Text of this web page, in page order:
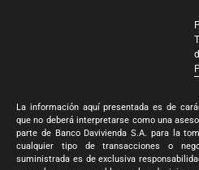
La información aquí presentada es de
que no deberá interpretarse como una
parte de Banco Davivienda S.A. para la
cualquier tipo de transacciones o
suministrada es de exclusiva